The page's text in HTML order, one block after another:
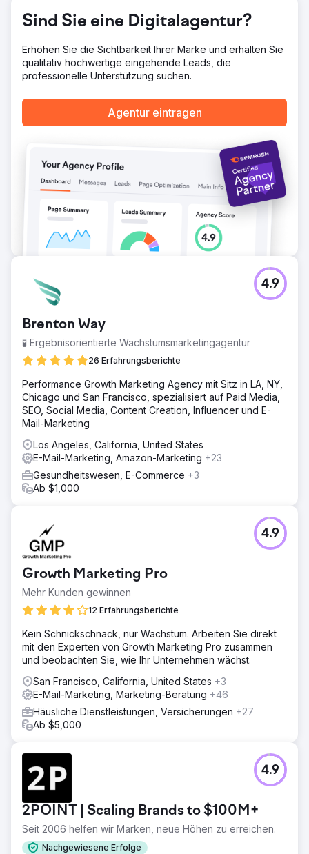
Sind Sie eine Digitalagentur?
Erhöhen Sie die Sichtbarkeit Ihrer Marke und erhalten Sie
qualitativ hochwertige eingehende Leads, die
professionelle Unterstützung suchen.
Agentur eintragen
Brenton Way
🧪 Ergebnisorientierte Wachstumsmarketingagentur
26 Erfahrungsberichte
4.9
Performance Growth Marketing Agency mit Sitz in LA, NY,
Chicago und San Francisco, spezialisiert auf Paid Media,
SEO, Social Media, Content Creation, Influencer und E-
Mail-Marketing
Los Angeles, California, United States
E-Mail-Marketing, Amazon-Marketing +23
Gesundheitswesen, E-Commerce +3
Ab $1,000
Growth Marketing Pro
Mehr Kunden gewinnen
12 Erfahrungsberichte
4.9
Kein Schnickschnack, nur Wachstum. Arbeiten Sie direkt
mit den Experten von Growth Marketing Pro zusammen
und beobachten Sie, wie Ihr Unternehmen wächst.
San Francisco, California, United States +3
E-Mail-Marketing, Marketing-Beratung +46
Häusliche Dienstleistungen, Versicherungen +27
Ab $5,000
2POINT | Scaling Brands to $100M+
Seit 2006 helfen wir Marken, neue Höhen zu erreichen.
Nachgewiesene Erfolge
4.9